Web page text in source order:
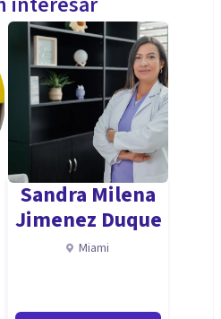
Sandra Milena
Jimenez Duque
Miami